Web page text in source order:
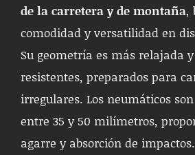
de la carretera y de montaña,
comodidad y versatilidad en
Su geometría es más relajada
resistentes, preparados para
irregulares. Los neumáticos
entre 35 y 50 milímetros,
agarre y absorción de